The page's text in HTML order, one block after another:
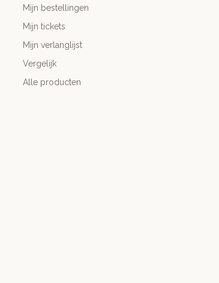
Mijn bestellingen
Mijn tickets
Mijn verlanglijst
Vergelijk
Alle producten